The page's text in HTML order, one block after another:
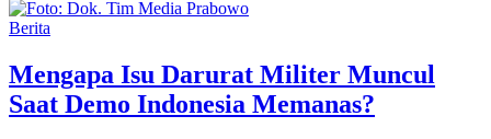
Berita
Mengapa Isu Darurat Militer Muncul
Saat Demo Indonesia Memanas?